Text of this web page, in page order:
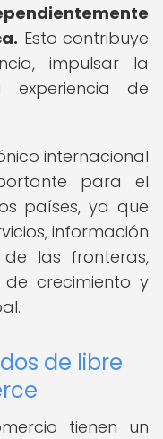
Esto contribuye
impulsar la
de
internacional
para el
países, ya que
información
las fronteras,
crecimiento y
de libre
tienen un